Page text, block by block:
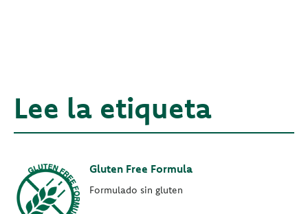
Lee la etiqueta
Gluten Free Formula
Formulado sin gluten